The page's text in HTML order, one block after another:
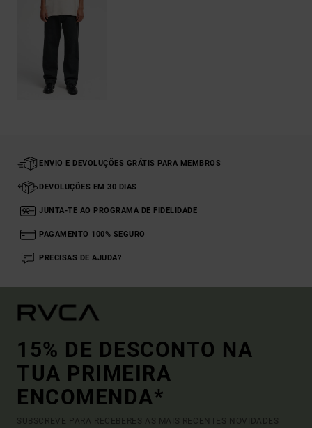
ENVIO E DEVOLUÇÕES GRÁTIS PARA MEMBROS
DEVOLUÇÕES EM 30 DIAS
JUNTA-TE AO PROGRAMA DE FIDELIDADE
PAGAMENTO 100% SEGURO
PRECISAS DE AJUDA?
15% DE DESCONTO NA
TUA PRIMEIRA
ENCOMENDA*
SUBSCREVE PARA RECEBERES AS MAIS RECENTES NOVIDADES